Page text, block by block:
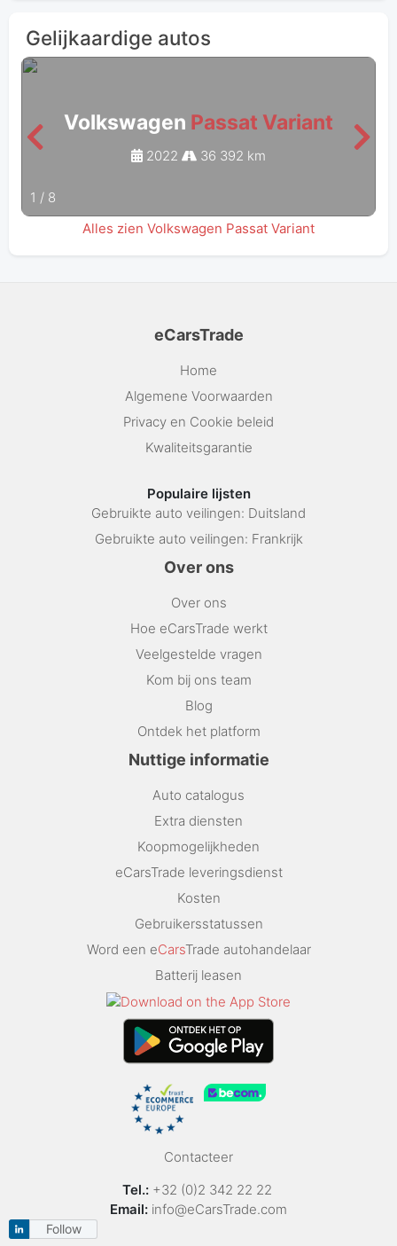
Gelijkaardige autos
Volkswagen Passat Variant
2022 36 392 km
1 / 8
Alles zien Volkswagen Passat Variant
eCarsTrade
Home
Algemene Voorwaarden
Privacy en Cookie beleid
Kwaliteitsgarantie
Populaire lijsten
Gebruikte auto veilingen: Duitsland
Gebruikte auto veilingen: Frankrijk
Over ons
Over ons
Hoe eCarsTrade werkt
Veelgestelde vragen
Kom bij ons team
Blog
Ontdek het platform
Nuttige informatie
Auto catalogus
Extra diensten
Koopmogelijkheden
eCarsTrade leveringsdienst
Kosten
Gebruikersstatussen
Word een eCarsTrade autohandelaar
Batterij leasen
Contacteer
Tel.: +32 (0)2 342 22 22
Email: info@eCarsTrade.com
Follow